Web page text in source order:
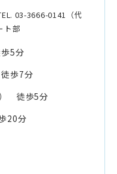
03-3666-0141（代
ト部
5分
歩7分
徒歩5分
20分